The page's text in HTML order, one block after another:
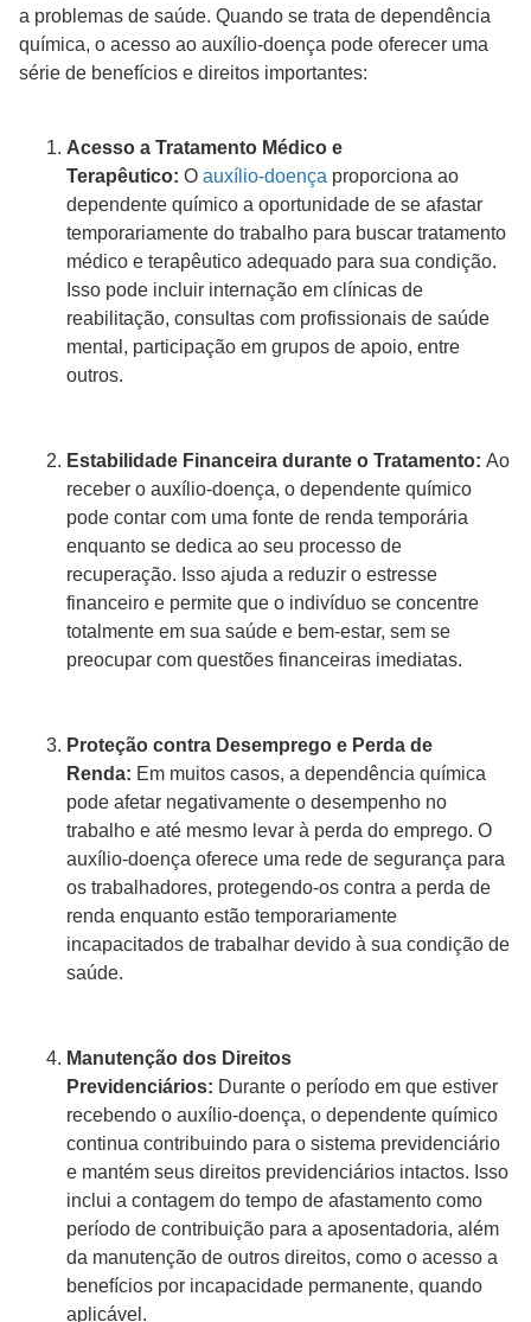
a problemas de saúde. Quando se trata de dependência
química, o acesso ao auxílio-doença pode oferecer uma
série de benefícios e direitos importantes:
Acesso a Tratamento Médico e
Terapêutico: O auxílio-doença proporciona ao
dependente químico a oportunidade de se afastar
temporariamente do trabalho para buscar tratamento
médico e terapêutico adequado para sua condição.
Isso pode incluir internação em clínicas de
reabilitação, consultas com profissionais de saúde
mental, participação em grupos de apoio, entre
outros.
Estabilidade Financeira durante o Tratamento: Ao
receber o auxílio-doença, o dependente químico
pode contar com uma fonte de renda temporária
enquanto se dedica ao seu processo de
recuperação. Isso ajuda a reduzir o estresse
financeiro e permite que o indivíduo se concentre
totalmente em sua saúde e bem-estar, sem se
preocupar com questões financeiras imediatas.
Proteção contra Desemprego e Perda de
Renda: Em muitos casos, a dependência química
pode afetar negativamente o desempenho no
trabalho e até mesmo levar à perda do emprego. O
auxílio-doença oferece uma rede de segurança para
os trabalhadores, protegendo-os contra a perda de
renda enquanto estão temporariamente
incapacitados de trabalhar devido à sua condição de
saúde.
Manutenção dos Direitos
Previdenciários: Durante o período em que estiver
recebendo o auxílio-doença, o dependente químico
continua contribuindo para o sistema previdenciário
e mantém seus direitos previdenciários intactos. Isso
inclui a contagem do tempo de afastamento como
período de contribuição para a aposentadoria, além
da manutenção de outros direitos, como o acesso a
benefícios por incapacidade permanente, quando
aplicável.